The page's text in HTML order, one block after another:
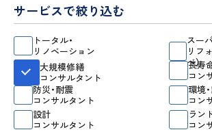
サービスで絞り込む
トータル・
リノベーション
スー
リフ
ベ）
大規模修繕
コンサルタント
長寿
コン
防災・耐震
コンサルタント
環境
コン
設計
コンサルタント
ラン
コン